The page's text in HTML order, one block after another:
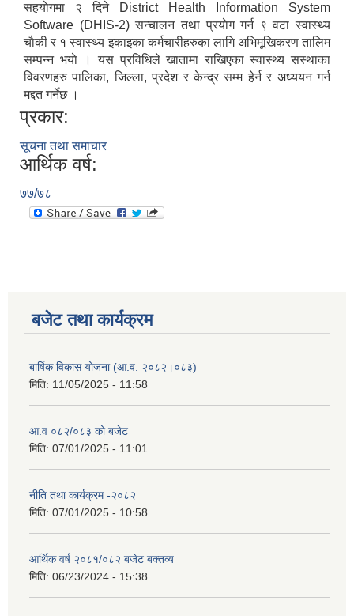
सहयाेगमा २ दिने District Health Information System
Software (DHIS-2) सन्चालन तथा प्रयाेग गर्न ९ वटा स्वास्थ्य
चाैकी र १ स्वास्थ्य इकाइका कर्मचारीहरुका लागि अभिमूखिकरण तालिम
सम्पन्न भयाे । यस प्रविधिले खातामा राखिएका स्वास्थ्य सस्थाका
विवरणहरु पालिका, जिल्ला, प्रदेश र केन्द्र सम्म हेर्न र अध्ययन गर्न
मद्दत गर्नेछ ।
प्रकार:
सूचना तथा समाचार
आर्थिक वर्ष:
७७/७८
बजेट तथा कार्यक्रम
बार्षिक विकास योजना (आ.व. २०८२।०८३)
मिति: 11/05/2025 - 11:58
आ.व ०८२/०८३ को बजेट
मिति: 07/01/2025 - 11:01
नीति तथा कार्यक्रम -२०८२
मिति: 07/01/2025 - 10:58
आर्थिक वर्ष २०८१/०८२ बजेट बक्तव्य
मिति: 06/23/2024 - 15:38